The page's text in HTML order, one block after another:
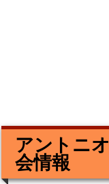
アントニ
会情報